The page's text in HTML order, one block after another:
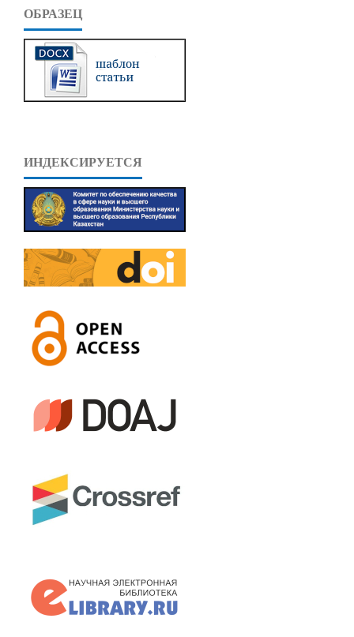
ОБРАЗЕЦ
ИНДЕКСИРУЕТСЯ